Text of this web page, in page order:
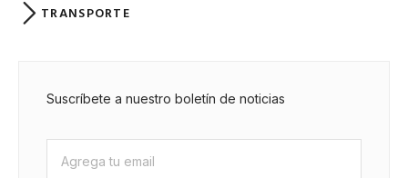
TRANSPORTE
Suscríbete a nuestro boletín de noticias